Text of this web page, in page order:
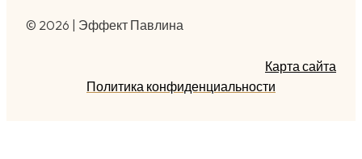
© 2026 | Эффект Павлина
Карта сайта
Политика конфиденциальности